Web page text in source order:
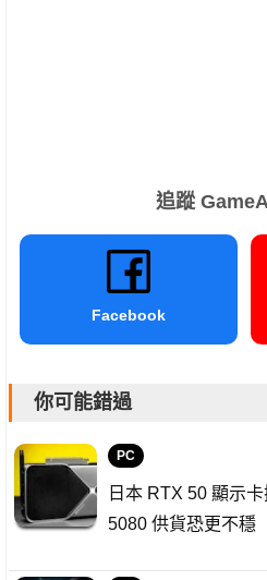
追蹤
Facebook
你可能錯過
PC
日本 RTX 50 顯示
5080 供貨恐更不穩